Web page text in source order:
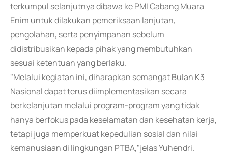
terkumpul selanjutnya dibawa ke PMI Cabang Muara
Enim untuk dilakukan pemeriksaan lanjutan,
pengolahan, serta penyimpanan sebelum
didistribusikan kepada pihak yang membutuhkan
sesuai ketentuan yang berlaku.
"Melalui kegiatan ini, diharapkan semangat Bulan K3
Nasional dapat terus diimplementasikan secara
berkelanjutan melalui program-program yang tidak
hanya berfokus pada keselamatan dan kesehatan kerja,
tetapi juga memperkuat kepedulian sosial dan nilai
kemanusiaan di lingkungan PTBA,"jelas Yuhendri.